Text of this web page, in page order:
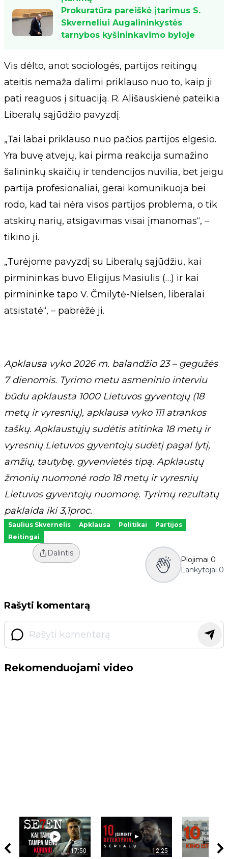
Prokuratūra pareiškė įtarimus S.
Skverneliui Augalininkystės
tarnybos kyšininkavimo byloje
Vis dėlto, anot sociologės, partijos reitingų
ateitis nemaža dalimi priklauso nuo to, kaip ji
pati reaguos į situaciją. R. Ališauskienė pateikia
Liberalų sąjūdžio pavyzdį.
„Tai labai priklauso nuo pačios partijos elgesio.
Yra buvę atvejų, kai pirma reakcija sumažino
šalininkų skaičių ir tendencijos nuvilia, bet jeigu
partija profesionaliai, gerai komunikuoja bei
rodo, kad tai nėra visos partijos problema, o tik
atskirų narių, atsigavimas visai įmanomas“, –
tikino ji.
„Turėjome pavyzdį su Liberalų sąjūdžiu, kai
pirmininkas buvo Eligijus Masiulis (…) ir kai
pirmininke tapo V. Čmilytė-Nielsen, liberalai
atsistatė“, – pabrėžė ji.
Apklausa vyko 2026 m. balandžio 23 – gegužės
7 dienomis. Tyrimo metu asmeninio interviu
būdu apklausta 1000 Lietuvos gyventojų (18
metų ir vyresnių), apklausa vyko 111 atrankos
taškų. Apklaustųjų sudėtis atitinka 18 metų ir
vyresnių Lietuvos gyventojų sudėtį pagal lytį,
amžių, tautybę, gyvenvietės tipą. Apklaustų
žmonių nuomonė rodo 18 metų ir vyresnių
Lietuvos gyventojų nuomonę. Tyrimų rezultatų
paklaida iki 3,1proc.
Saulius Skvernelis Apklausa Politikai
Partijos
Reitingai
Dalintis
Plojimai 0
Lankytojai 0
Rašyti komentarą
Rekomenduojami video
17:50 12:25